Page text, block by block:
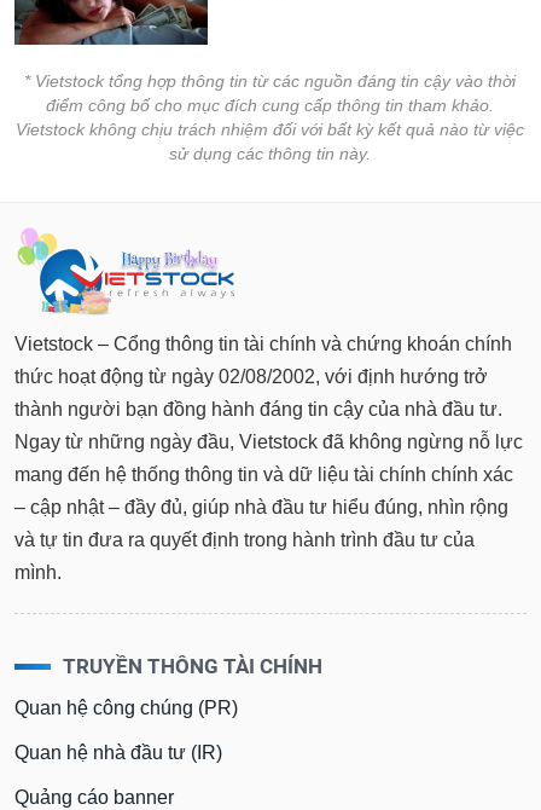
* Vietstock tổng hợp thông tin từ các nguồn đáng tin cậy vào thời
điểm công bố cho mục đích cung cấp thông tin tham khảo.
Vietstock không chịu trách nhiệm đối với bất kỳ kết quả nào từ việc
sử dụng các thông tin này.
Vietstock – Cổng thông tin tài chính và chứng khoán chính
thức hoạt động từ ngày 02/08/2002, với định hướng trở
thành người bạn đồng hành đáng tin cậy của nhà đầu tư.
Ngay từ những ngày đầu, Vietstock đã không ngừng nỗ lực
mang đến hệ thống thông tin và dữ liệu tài chính chính xác
– cập nhật – đầy đủ, giúp nhà đầu tư hiểu đúng, nhìn rộng
và tự tin đưa ra quyết định trong hành trình đầu tư của
mình.
TRUYỀN THÔNG TÀI CHÍNH
Quan hệ công chúng (PR)
Quan hệ nhà đầu tư (IR)
Quảng cáo banner